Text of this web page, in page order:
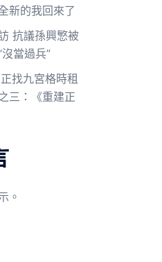
新的我回來了
抗議孫興慜被
當過兵”
正找九宮格時租
三：《重建正
。